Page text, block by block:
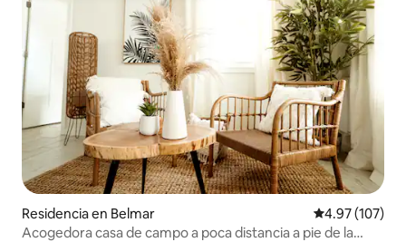
Residencia en Belmar Calificación
4.97 (107)
Acogedora casa de campo a poca distancia a pie de la